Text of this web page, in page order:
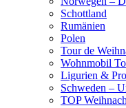
Schottland
Rumänien
Polen
Tour de
Wohnmobil
Ligurien &
Schweden –
TOP